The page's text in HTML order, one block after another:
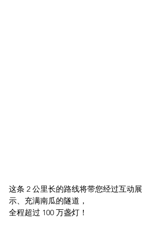
这条 2 公里长的路线将带您经过互动展
示、充满南瓜的隧道，
全程超过 100 万盏灯！